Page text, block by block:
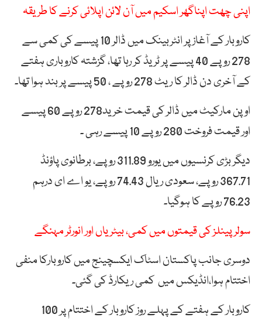
اپنی چھت اپناگھر اسکیم میں آن لائن اپلائی کرنے کا طریقہ
کاروبار کے آغاز پر انٹربینک میں ڈالر 10 پیسے کی کمی سے
278 روپے 40 پیسے پر ٹریڈ کر رہا تھا، گزشتہ کاروباری ہفتے
کے آخری دن ڈالر کا ریٹ 278 روپے ، 50 پیسے پر بند ہوا تھا۔
اوپن مارکیٹ میں ڈالر کی قیمت خرید278 روپے 60 پیسے
اور قیمت فروخت 280 روپے 10 پیسے رہی ۔
دیگر بڑی کرنسیوں میں یورو 311.89 روپے، برطانوی پاؤنڈ
367.71 روپے، سعودی ریال 74.43 روپے، یو اے ای درہم
76.23 روپے کا ہوگیا۔
سولر پینلز کی قیمتوں میں کمی، بیٹریاں اور انورٹر مہنگے
دوسری جانب پاکستان اسٹاک ایکسچینج میں کاروبارکا منفی
اختتام ہوا،انڈیکس میں کمی ریکارڈ کی گئی۔
کاروبار کے ہفتے کے پہلے روز کاروبار کے اختتام پر 100